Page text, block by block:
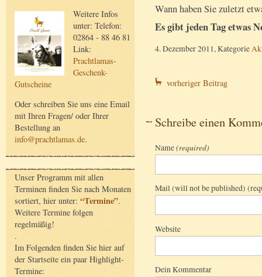
Weitere Infos
unter: Telefon:
02864 - 88 46 81
Link:
Prachtlamas-
Geschenk-
Gutscheine
Oder schreiben Sie uns eine Email
mit Ihren Fragen/ oder Ihrer
Bestellung an
info@prachtlamas.de.
Unser Programm mit allen
Terminen finden Sie nach Monaten
sortiert, hier unter: “Termine”.
Weitere Termine folgen
regelmäßig!
.
Im Folgenden finden Sie hier auf
der Startseite ein paar Highlight-
Termine:
Wann haben Sie zuletzt
Es gibt jeden Tag etwas
4. Dezember 2011, Kategorie
vorheriger Beitrag
Schreibe einen
Name(required)
Mail (will not be published)
Website
Dein Kommentar